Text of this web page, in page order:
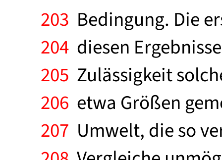
203 Bedingung. Die
204 diesen
205 Zulässigkeit
206 etwa Größen
207 Umwelt, die so